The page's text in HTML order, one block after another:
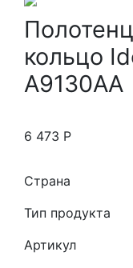
кольцо
A9130AA
6 473 Р
Страна
Тип продукта
Артикул